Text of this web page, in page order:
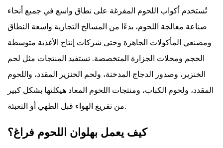
الفوائد
الرئيسية
آلة
تفريغ
اللحوم
3.1
اختراق
وأعمق
للتتبيلة
تُستخدم أكواب اللحوم المفرغة على نطاق واسع في جميع أنحاء
صناعة معالجة اللحوم، بدءًا من المسالخ التجارية واسعة النطاق
ومصنعي المأكولات الجاهزة وحتى شركات إنتاج الأغذية متوسطة
الحجم ومحلات الجزارة المتخصصة. تستفيد المنتجات مثل لحم
الخنزير، وصدور الدجاج المدخنة، ولحم الخنزير المقدد، واللحوم
المقدد، ولحوم الكباب، ومنتجات اللحوم المعاد هيكلتها بشكل كبير
من تفريغ الهواء قبل الطهي أو التعبئة.
كيف يعمل بهلوان اللحوم فراغ؟